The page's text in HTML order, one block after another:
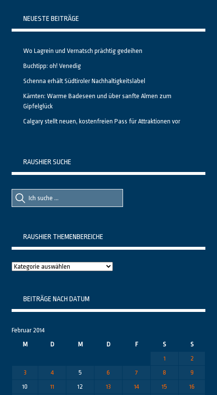
NEUESTE BEITRÄGE
Wo Lagrein und Vernatsch prächtig gedeihen
Buchtipp: oh! Venedig
Schenna erhält Südtiroler Nachhaltigkeitslabel
Kärnten: Warme Badeseen und über sanfte Almen zum
Gipfelglück
Calgary stellt neuen, kostenfreien Pass für Attraktionen vor
RAUSHIER SUCHE
Suche
nach::
Suche
nach:
RAUSHIER THEMENBEREICHE
Raushier
BEITRÄGE NACH DATUM
Februar 2014
M
D M D F S
S
1
2
3
4 5 6 7 8
9
10
11 12 13 14 15
16